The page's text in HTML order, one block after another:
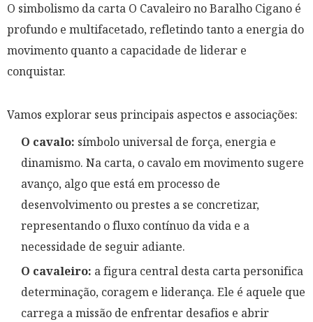
O simbolismo da carta O Cavaleiro no Baralho Cigano é
profundo e multifacetado, refletindo tanto a energia do
movimento quanto a capacidade de liderar e
conquistar.
Vamos explorar seus principais aspectos e associações:
O cavalo: símbolo universal de força, energia e
dinamismo. Na carta, o cavalo em movimento sugere
avanço, algo que está em processo de
desenvolvimento ou prestes a se concretizar,
representando o fluxo contínuo da vida e a
necessidade de seguir adiante.
O cavaleiro: a figura central desta carta personifica
determinação, coragem e liderança. Ele é aquele que
carrega a missão de enfrentar desafios e abrir